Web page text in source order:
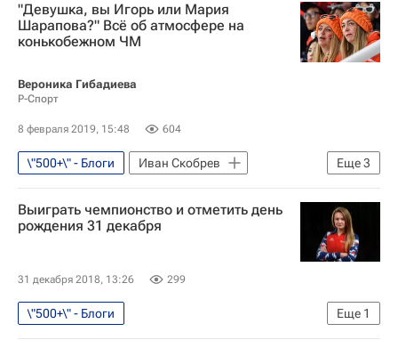
"Девушка, вы Игорь или Мария
Шарапова?" Всё об атмосфере на
конькобежном ЧМ
Вероника Гибадиева
Р-Спорт
8 февраля 2019, 15:48 604
Еще3
\"500+\" - Блоги
Иван Скобрев
Кубок мира по конькобежному спорту
Сборная России по конькобежному спорту
Выиграть чемпионство и отметить день
рождения 31 декабря
31 декабря 2018, 13:26 299
Еще 1
\"500+\" - Блоги
Сборная России по шорт-треку